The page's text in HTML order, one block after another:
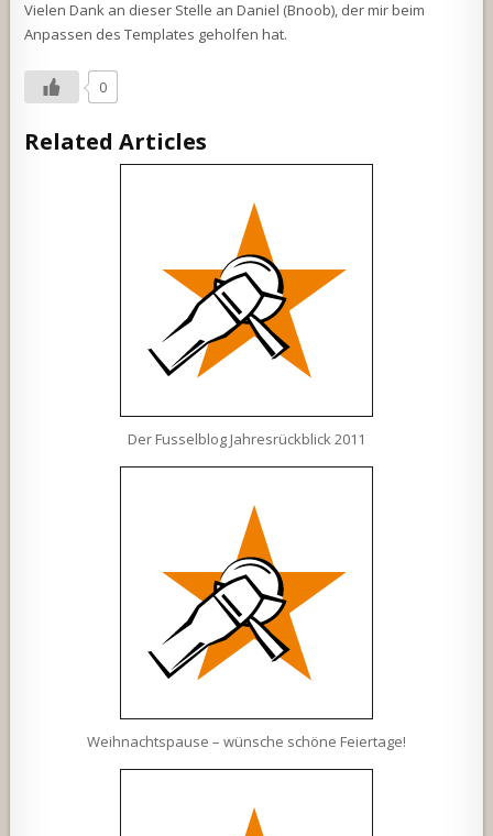
Vielen Dank an dieser Stelle an Daniel (Bnoob), der mir beim
Anpassen des Templates geholfen hat.
0
Related Articles
Der Fusselblog Jahresrückblick 2011
Weihnachtspause – wünsche schöne Feiertage!